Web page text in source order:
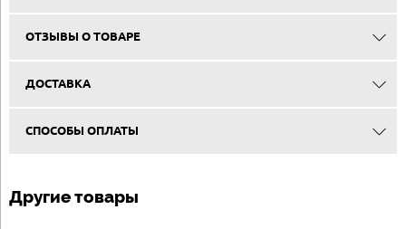
ОТЗЫВЫ О ТОВАРЕ
ДОСТАВКА
СПОСОБЫ ОПЛАТЫ
Другие товары